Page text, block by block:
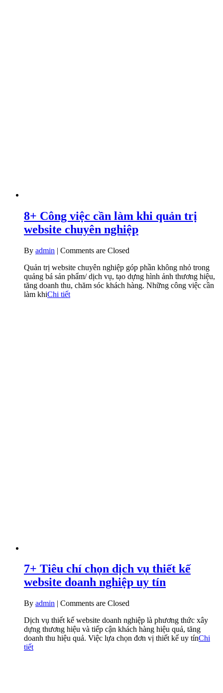
8+ Công việc cần làm khi quản trị
website chuyên nghiệp
By admin | Comments are Closed
Quản trị website chuyên nghiệp góp phần không nhỏ trong
quảng bá sản phẩm/ dịch vụ, tạo dựng hình ảnh thương hiệu,
tăng doanh thu, chăm sóc khách hàng. Những công việc cần
làm khiChi tiết
7+ Tiêu chí chọn dịch vụ thiết kế
website doanh nghiệp uy tín
By admin | Comments are Closed
Dịch vụ thiết kế website doanh nghiệp là phương thức xây
dựng thương hiệu và tiếp cận khách hàng hiệu quả, tăng
doanh thu hiệu quả. Việc lựa chọn đơn vị thiết kế uy tínChi
tiết